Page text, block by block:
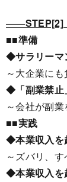
――STEP[2]
■■準備
◆サラリーマ
～大企業に
◆「副業禁止
～会社が副
■■実践
◆本業収入を
～ズバリ、
◆本業収入を